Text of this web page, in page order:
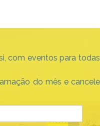
com eventos para todas
do mês e cancele